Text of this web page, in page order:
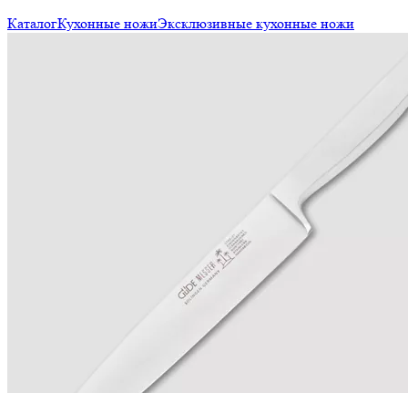
КаталогКухонные ножиЭксклюзивные кухонные ножи